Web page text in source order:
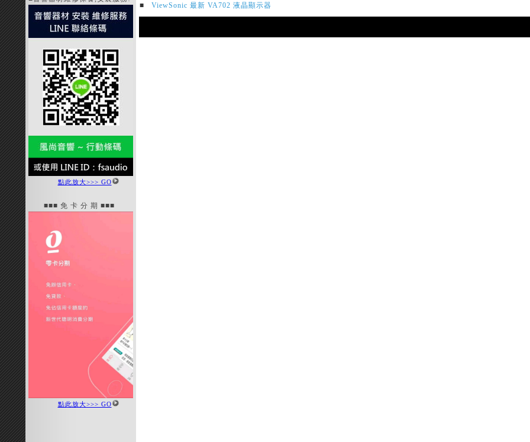
點此放大>>> GO
■■■ 免 卡 分 期 ■■■
點此放大>>> GO
■
ViewSonic 最新 VA702 液晶顯示器